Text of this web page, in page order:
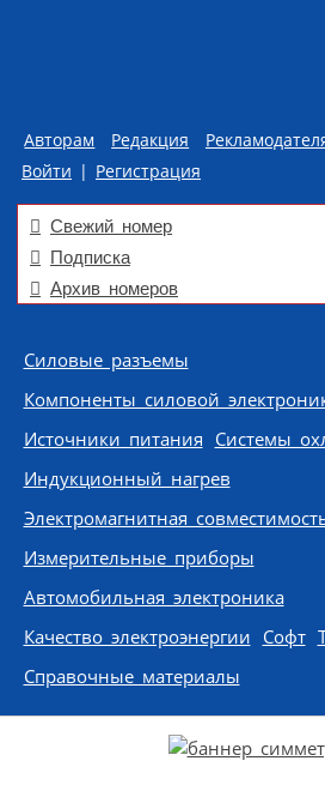
Авторам Редакция
Войти | Регистрация
Свежий номер
Подписка
Архив номеров
Skip to content
Силовые разъемы
Компоненты силовой
Источники питания Системы
Индукционный нагрев
Электромагнитная
Измерительные приборы
Автомобильная электроника
Качество электроэнергии Софт
Справочные материалы